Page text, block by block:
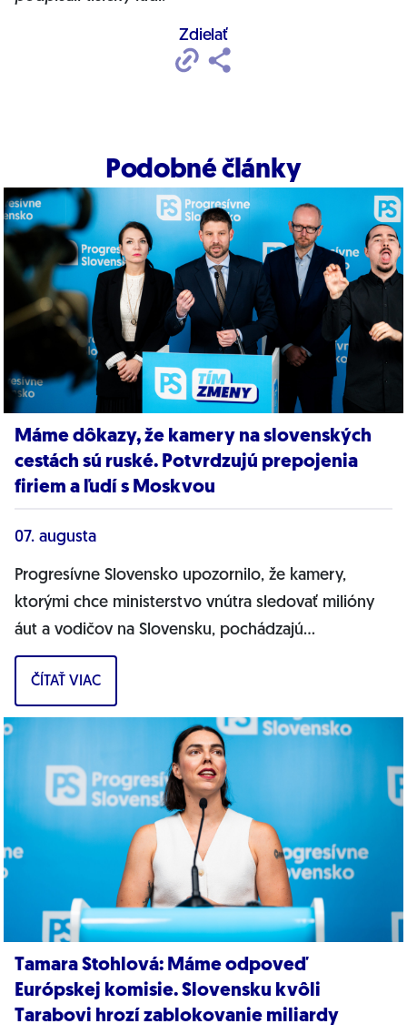
Zdielať
Podobné články
Máme dôkazy, že kamery na slovenských
cestách sú ruské. Potvrdzujú prepojenia
firiem a ľudí s Moskvou
07. augusta
Progresívne Slovensko upozornilo, že kamery,
ktorými chce ministerstvo vnútra sledovať milióny
áut a vodičov na Slovensku, pochádzajú
pravdepodobne z Ruska. Dnes hnutie prinieslo
dôkazy,...
ČÍTAŤ VIAC
Tamara Stohlová: Máme odpoveď
Európskej komisie. Slovensku kvôli
Tarabovi hrozí zablokovanie miliardy